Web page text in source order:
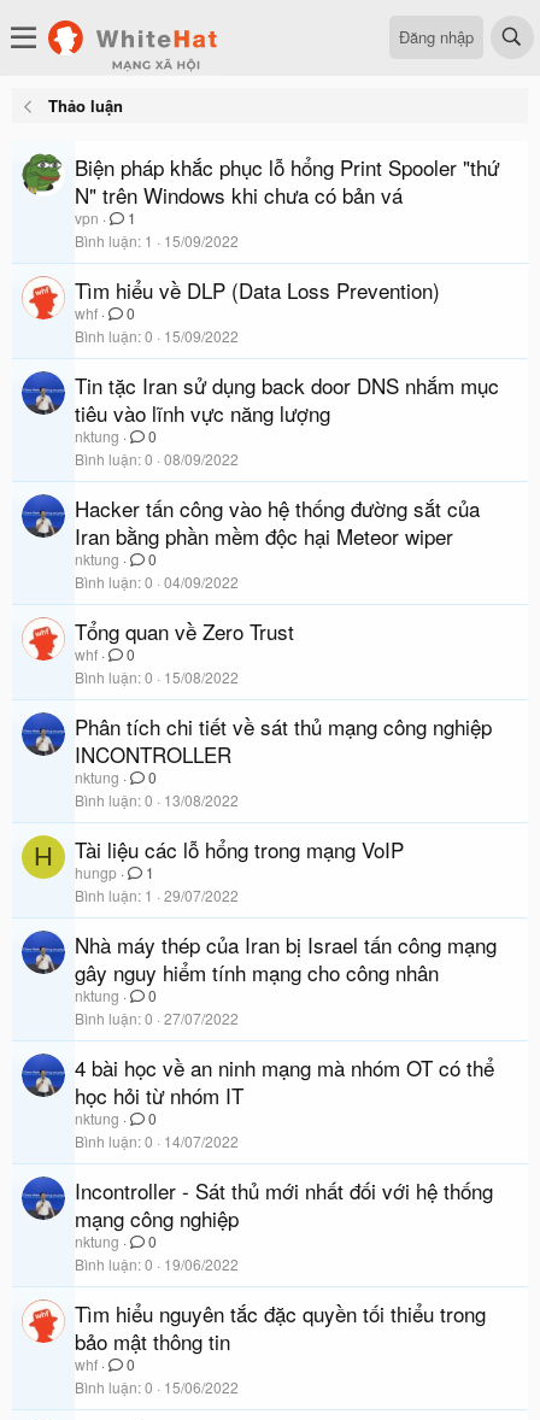
Đăng nhập
Thảo luận
Biện pháp khắc phục lỗ hổng Print Spooler "thứ
N" trên Windows khi chưa có bản vá
vpn
1
Bình luận 1 15/09/2022
Tìm hiểu về DLP (Data Loss Prevention)
whf
0
Bình luận 0 15/09/2022
Tin tặc Iran sử dụng back door DNS nhắm mục
tiêu vào lĩnh vực năng lượng
nktung
0
Bình luận 0 08/09/2022
Hacker tấn công vào hệ thống đường sắt của
Iran bằng phần mềm độc hại Meteor wiper
nktung
0
Bình luận 0 04/09/2022
Tổng quan về Zero Trust
whf
0
Bình luận 0 15/08/2022
Phân tích chi tiết về sát thủ mạng công nghiệp
INCONTROLLER
nktung
0
Bình luận 0 13/08/2022
H Tài liệu các lỗ hổng trong mạng VoIP
hungp
1
Bình luận 1 29/07/2022
Nhà máy thép của Iran bị Israel tấn công mạng
gây nguy hiểm tính mạng cho công nhân
nktung
0
Bình luận 0 27/07/2022
4 bài học về an ninh mạng mà nhóm OT có thể
học hỏi từ nhóm IT
nktung
0
Bình luận 0 14/07/2022
Incontroller - Sát thủ mới nhất đối với hệ thống
mạng công nghiệp
nktung
0
Bình luận 0 19/06/2022
Tìm hiểu nguyên tắc đặc quyền tối thiểu trong
bảo mật thông tin
whf
0
Bình luận 0 15/06/2022